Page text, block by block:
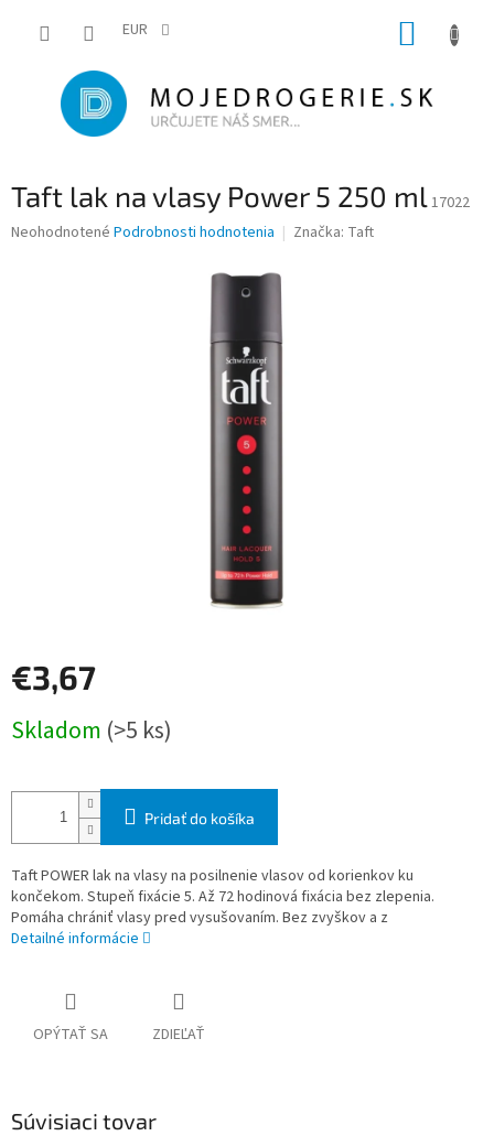
EUR
Taft lak na vlasy Power 5 250 ml17022
Priemerné
Neohodnotené Podrobnosti hodnotenia Značka: Taft
€3,67
cena:
Skladom (>5 ks)
Pridať do košíka
Taft POWER lak na vlasy na posilnenie vlasov od korienkov ku
končekom. Stupeň fixácie 5. Až 72 hodinová fixácia bez zlepenia.
Pomáha chrániť vlasy pred vysušovaním. Bez zvyškov a z
Detailné informácie
OPÝTAŤ SA ZDIEĽAŤ
Súvisiaci tovar